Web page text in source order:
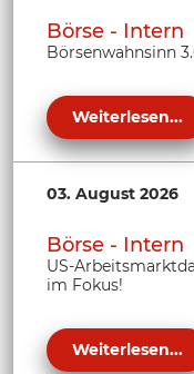
Börse - Intern
Börsenwahnsinn
Weiterlesen...
03. August 2026
Börse - Intern
US-
im Fokus!
Weiterlesen...